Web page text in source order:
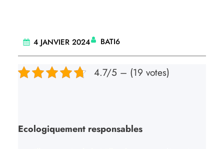
4 JANVIER 2024 BATI6
4.7/5 – (19 votes)
Ecologiquement responsables